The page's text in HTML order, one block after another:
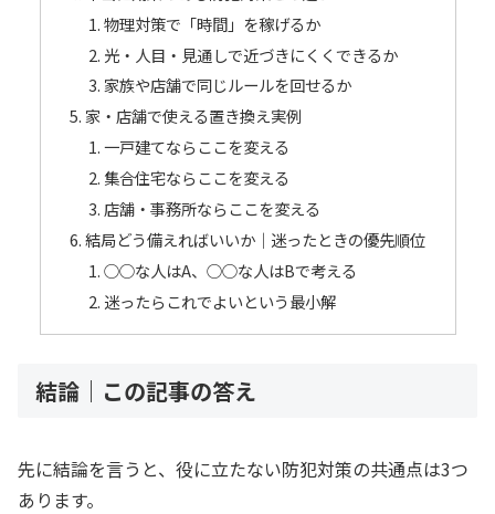
物理対策で「時間」を稼げるか
光・人目・見通しで近づきにくくできるか
家族や店舗で同じルールを回せるか
家・店舗で使える置き換え実例
一戸建てならここを変える
集合住宅ならここを変える
店舗・事務所ならここを変える
結局どう備えればいいか｜迷ったときの優先順位
○○な人はA、○○な人はBで考える
迷ったらこれでよいという最小解
結論｜この記事の答え
先に結論を言うと、役に立たない防犯対策の共通点は3つ
あります。